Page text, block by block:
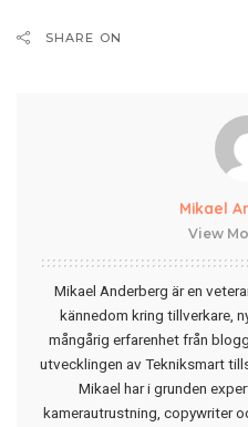
SHARE ON
Mikael
View
Mikael Anderberg är en
kännedom kring tillverkare,
mångårig erfarenhet från
utvecklingen av Tekniksmart
Mikael har i grunden
kamerautrustning, copywriter